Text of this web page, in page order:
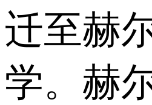
迁至赫
学。赫